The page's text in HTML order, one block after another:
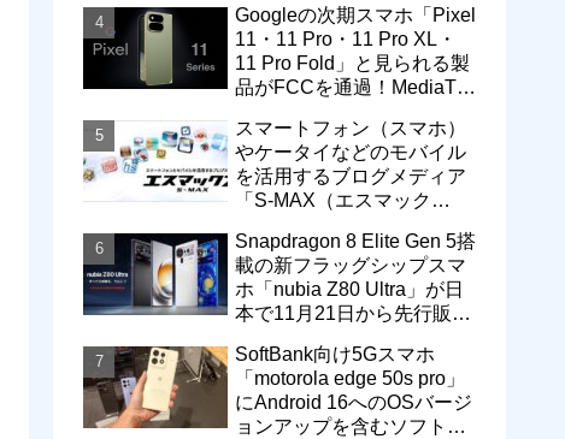
Googleの次期スマホ「Pixel
11・11 Pro・11 Pro XL・
11 Pro Fold」と見られる製
品がFCCを通過！MediaTek
スマートフォン（スマホ）
やケータイなどのモバイル
を活用するブログメディア
「S-MAX（エスマック
Snapdragon 8 Elite Gen 5搭
載の新フラッグシップスマ
ホ「nubia Z80 Ultra」が日
本で11月21日から先行販
SoftBank向け5Gスマホ
「motorola edge 50s pro」
にAndroid 16へのOSバージ
ョンアップを含むソフトウ